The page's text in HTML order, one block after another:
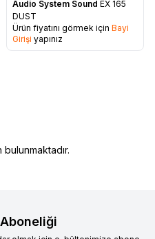
Favorilere Ekle
Audio System Sound EX 165
DUST
Ürün fiyatını görmek için Bayi
Girişi yapınız
bulunmaktadır.